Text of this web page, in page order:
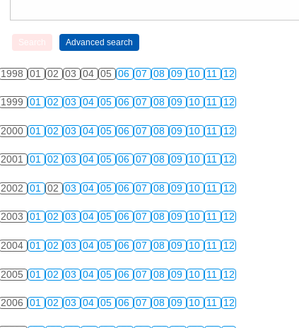
1998 01 02 03 04 05 06 07 08 09 10 11 12
1999 01 02 03 04 05 06 07 08 09 10 11 12
2000 01 02 03 04 05 06 07 08 09 10 11 12
2001 01 02 03 04 05 06 07 08 09 10 11 12
2002 01 02 03 04 05 06 07 08 09 10 11 12
2003 01 02 03 04 05 06 07 08 09 10 11 12
2004 01 02 03 04 05 06 07 08 09 10 11 12
2005 01 02 03 04 05 06 07 08 09 10 11 12
2006 01 02 03 04 05 06 07 08 09 10 11 12